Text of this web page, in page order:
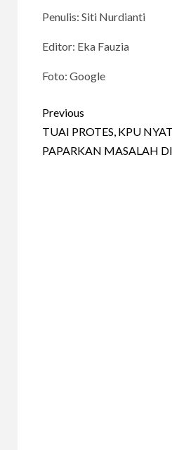
Penulis: Siti Nurdianti
Editor: Eka Fauzia
Foto: Google
Continue
Reading
Previous
TUAI PROTES, KPU
PAPARKAN MASALAH